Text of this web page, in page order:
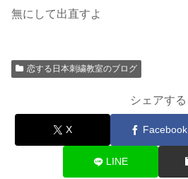
無にして出直すよ
恋する日本刺繍教室のブログ
シェアする
X Facebook
LINE